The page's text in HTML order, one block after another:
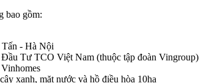
bao gồm:
- Hà Nội
Tư TCO Việt Nam (thuộc tập đoàn Vingroup)
xanh, mặt nước và hồ điều hòa 10ha